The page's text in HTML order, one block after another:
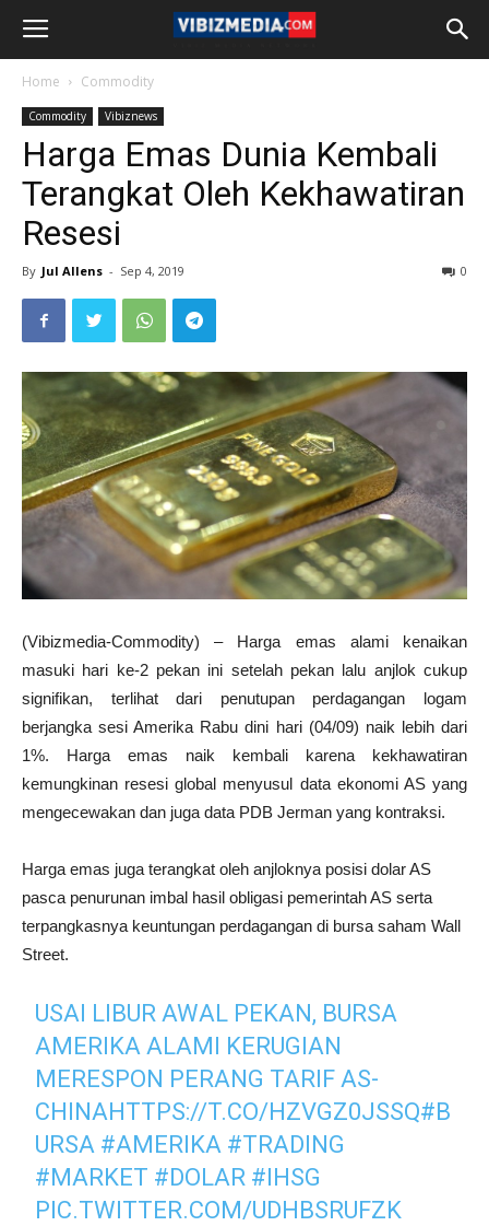
Home Commodity
Commodity Vibiznews
Harga Emas Dunia Kembali
Terangkat Oleh Kekhawatiran
Resesi
By Jul Allens - Sep 4, 2019 0
(Vibizmedia-Commodity) – Harga emas alami kenaikan
masuki hari ke-2 pekan ini setelah pekan lalu anjlok cukup
signifikan, terlihat dari penutupan perdagangan logam
berjangka sesi Amerika Rabu dini hari (04/09) naik lebih dari
1%. Harga emas naik kembali karena kekhawatiran
kemungkinan resesi global menyusul data ekonomi AS yang
mengecewakan dan juga data PDB Jerman yang kontraksi.
Harga emas juga terangkat oleh anjloknya posisi dolar AS
pasca penurunan imbal hasil obligasi pemerintah AS serta
terpangkasnya keuntungan perdagangan di bursa saham Wall
Street.
USAI LIBUR AWAL PEKAN, BURSA
AMERIKA ALAMI KERUGIAN
MERESPON PERANG TARIF AS-
CHINAHTTPS://T.CO/HZVGZ0JSSQ#B
URSA #AMERIKA #TRADING
#MARKET #DOLAR #IHSG
PIC.TWITTER.COM/UDHBSRUFZK